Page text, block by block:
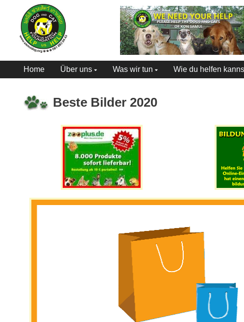
Home Über uns Was wir tun Wie du helfen
Beste Bilder 2020